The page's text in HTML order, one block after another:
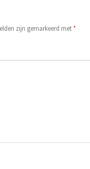
zijn gemarkeerd met*